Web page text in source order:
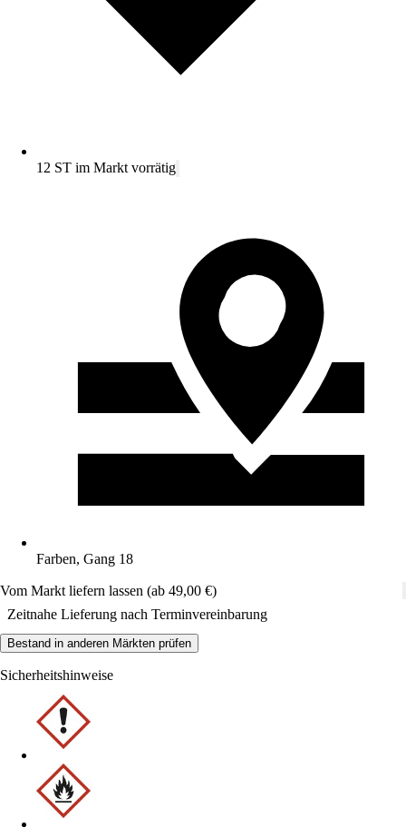
12 ST im Markt vorrätig
Farben, Gang 18
Vom Markt liefern lassen (ab 49,00 €)
Zeitnahe Lieferung nach Terminvereinbarung
Bestand in anderen Märkten prüfen
Sicherheitshinweise